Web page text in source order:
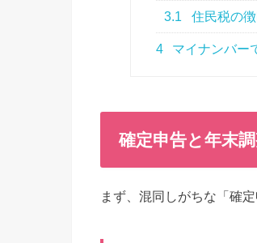
3.1 住民税の
4 マイナンバー
確定申告と年末
まず、混同しがちな「確